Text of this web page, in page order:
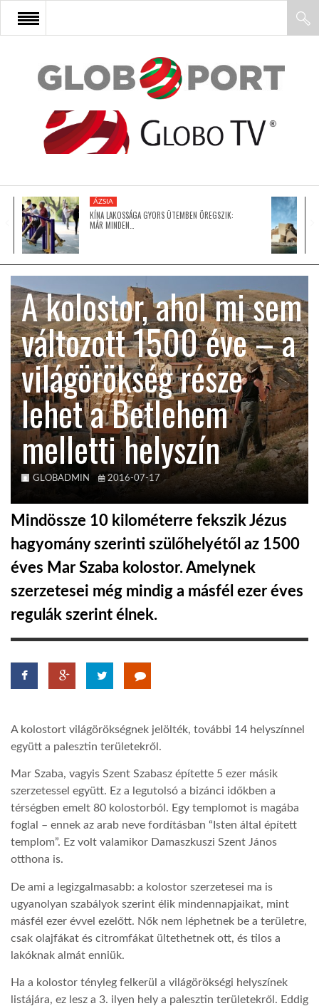
FŐOLDAL
AFRIKA
ÁZSIA
LATIN-AMERIKA
KÖZEL-KELET
AUSZTRÁLIA
A VILÁG ITTHON
HÍR3D
TROPICALMAGAZIN
A NAP SZÉPE
LINKTR.EE
DOBRAVERO.HU
LATIMO.HU
ÁZSIA
KÍNA LAKOSSÁGA GYORS ÜTEMBEN ÖREGSZIK:
MÁR MINDEN…
A kolostor, ahol mi sem
változott 1500 éve – a
világörökség része
lehet a Betlehem
melletti helyszín
GLOBADMIN 2016-07-17
Mindössze 10 kilométerre fekszik Jézus
hagyomány szerinti szülőhelyétől az 1500
éves Mar Szaba kolostor. Amelynek
szerzetesei még mindig a másfél ezer éves
regulák szerint élnek.
A kolostort világörökségnek jelölték, további 14 helyszínnel
együtt a palesztin területekről.
Mar Szaba, vagyis Szent Szabasz építette 5 ezer másik
szerzetessel együtt. Ez a legutolsó a bizánci időkben a
térségben emelt 80 kolostorból. Egy templomot is magába
foglal – ennek az arab neve fordításban “Isten által épített
templom”. Ez volt valamikor Damaszkuszi Szent János
otthona is.
De ami a legizgalmasabb: a kolostor szerzetesei ma is
ugyanolyan szabályok szerint élik mindennapjaikat, mint
másfél ezer évvel ezelőtt. Nők nem léphetnek be a területre,
csak olajfákat és citromfákat ültethetnek ott, és tilos a
lakóknak almát enniük.
Ha a kolostor tényleg felkerül a világörökségi helyszínek
listájára, ez lesz a 3. ilyen hely a palesztin területekről. Eddig